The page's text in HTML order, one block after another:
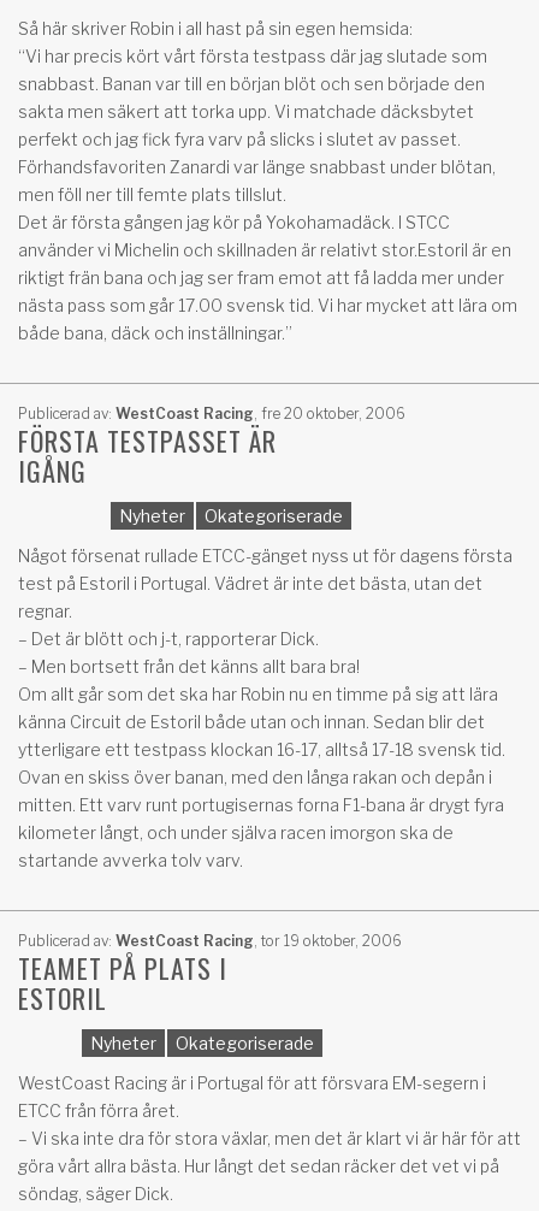
Så här skriver Robin i all hast på sin egen hemsida:
“Vi har precis kört vårt första testpass där jag slutade som
snabbast. Banan var till en början blöt och sen började den
sakta men säkert att torka upp. Vi matchade däcksbytet
perfekt och jag fick fyra varv på slicks i slutet av passet.
Förhandsfavoriten Zanardi var länge snabbast under blötan,
men föll ner till femte plats tillslut.
Det är första gången jag kör på Yokohamadäck. I STCC
använder vi Michelin och skillnaden är relativt stor.Estoril är en
riktigt frän bana och jag ser fram emot att få ladda mer under
nästa pass som går 17.00 svensk tid. Vi har mycket att lära om
både bana, däck och inställningar.”
Publicerad av: WestCoast Racing, fre 20 oktober, 2006
FÖRSTA TESTPASSET ÄR
IGÅNG
Nyheter
Okategoriserade
Något försenat rullade ETCC-gänget nyss ut för dagens första
test på Estoril i Portugal. Vädret är inte det bästa, utan det
regnar.
– Det är blött och j-t, rapporterar Dick.
– Men bortsett från det känns allt bara bra!
Om allt går som det ska har Robin nu en timme på sig att lära
känna Circuit de Estoril både utan och innan. Sedan blir det
ytterligare ett testpass klockan 16-17, alltså 17-18 svensk tid.
Ovan en skiss över banan, med den långa rakan och depån i
mitten. Ett varv runt portugisernas forna F1-bana är drygt fyra
kilometer långt, och under själva racen imorgon ska de
startande avverka tolv varv.
Publicerad av: WestCoast Racing, tor 19 oktober, 2006
TEAMET PÅ PLATS I
ESTORIL
Nyheter
Okategoriserade
WestCoast Racing är i Portugal för att försvara EM-segern i
ETCC från förra året.
– Vi ska inte dra för stora växlar, men det är klart vi är här för att
göra vårt allra bästa. Hur långt det sedan räcker det vet vi på
söndag, säger Dick.